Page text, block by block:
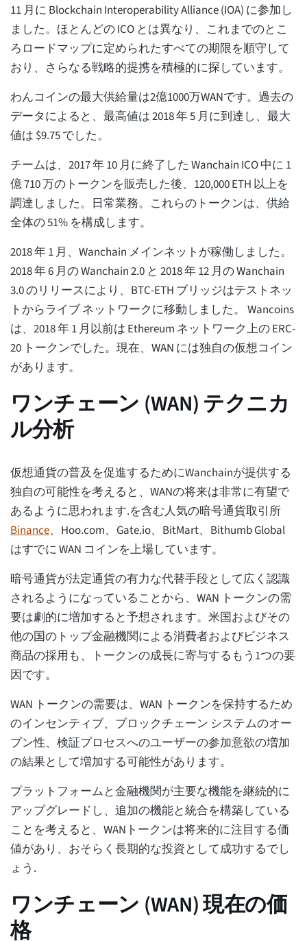
11 月に Blockchain Interoperability Alliance (IOA) に参加し
ました。ほとんどの ICO とは異なり、これまでのとこ
ろロードマップに定められたすべての期限を順守して
おり、さらなる戦略的提携を積極的に探しています。
わんコインの最大供給量は2億1000万WANです。過去の
データによると、最高値は 2018 年 5 月に到達し、最大
値は $9.75 でした。
チームは、2017 年 10 月に終了した Wanchain ICO 中に 1
億 710 万のトークンを販売した後、120,000 ETH 以上を
調達しました。日常業務。これらのトークンは、供給
全体の 51% を構成します。
2018 年 1 月、Wanchain メインネットが稼働しました。
2018 年 6 月の Wanchain 2.0 と 2018 年 12 月の Wanchain
3.0 のリリースにより、BTC-ETH ブリッジはテストネッ
トからライブ ネットワークに移動しました。 Wancoins
は、2018 年 1 月以前は Ethereum ネットワーク上の ERC-
20 トークンでした。現在、WAN には独自の仮想コイン
があります。
ワンチェーン (WAN) テクニカ
ル分析
仮想通貨の普及を促進するためにWanchainが提供する
独自の可能性を考えると、WANの将来は非常に有望で
あるように思われます.を含む人気の暗号通貨取引所
Binance、Hoo.com、Gate.io、BitMart、Bithumb Global
はすでに WAN コインを上場しています。
暗号通貨が法定通貨の有力な代替手段として広く認識
されるようになっていることから、WAN トークンの需
要は劇的に増加すると予想されます。米国およびその
他の国のトップ金融機関による消費者およびビジネス
商品の採用も、トークンの成長に寄与するもう1つの要
因です。
WAN トークンの需要は、WAN トークンを保持するため
のインセンティブ、ブロックチェーン システムのオー
プン性、検証プロセスへのユーザーの参加意欲の増加
の結果として増加する可能性があります。
プラットフォームと金融機関が主要な機能を継続的に
アップグレードし、追加の機能と統合を構築している
ことを考えると、WANトークンは将来的に注目する価
値があり、おそらく長期的な投資として成功するでし
ょう.
ワンチェーン (WAN) 現在の価
格